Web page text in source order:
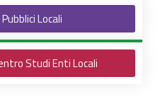
Locali
Studi Enti Locali